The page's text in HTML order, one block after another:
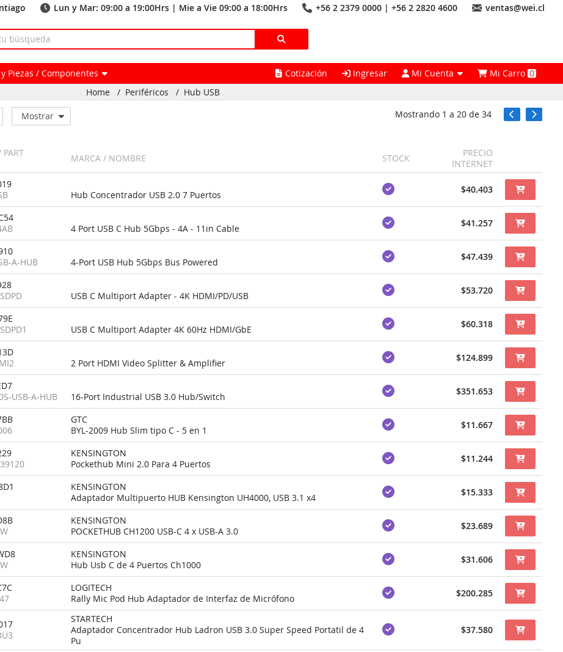
Lun y Mar: 09:00 a 19:00Hrs | Mie a Vie 09:00 a 18:00Hrs +56 2 2379 0000 | +56 2 2820 4600 ventas@wei.cl
Piezas / Componentes Cotización Ingresar Mi Cuenta Mi Carro0
Home
/ Periféricos / Hub USB
Mostrar Mostrando 1 a20 de34
MARCA / NOMBRE STOCK
PRECIO
INTERNET
Hub Concentrador USB 2.0 7 Puertos $40.403
4 Port USB C Hub 5Gbps - 4A - 11in Cable $41.257
A-HUB
4-Port USB Hub 5Gbps Bus Powered $47.439
USB C Multiport Adapter - 4K HDMI/PD/USB $53.720
USB C Multiport Adapter 4K 60Hz HDMI/GbE $60.318
2 Port HDMI Video Splitter & Amplifier $124.899
USB-A-HUB
16-Port Industrial USB 3.0 Hub/Switch $351.653
GTC
BYL-2009 Hub Slim tipo C - 5 en 1
$11.667
KENSINGTON
Pockethub Mini 2.0 Para 4 Puertos
$11.244
KENSINGTON
Adaptador Multipuerto HUB Kensington UH4000, USB 3.1 x4
$15.333
KENSINGTON
POCKETHUB CH1200 USB-C 4 x USB-A 3.0
$23.689
KENSINGTON
Hub Usb C de 4 Puertos Ch1000
$31.606
LOGITECH
Rally Mic Pod Hub Adaptador de Interfaz de Micrófono
$200.285
STARTECH
Adaptador Concentrador Hub Ladron USB 3.0 Super Speed Portatil de 4
Pu
$37.580